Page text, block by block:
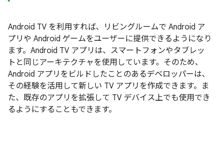
Android TV を利用すれば、リビングルームで Android ア
プリや Android ゲームをユーザーに提供できるようになり
ます。Android TV アプリは、スマートフォンやタブレッ
トと同じアーキテクチャを使用しています。そのため、
Android アプリをビルドしたことのあるデベロッパーは、
その経験を活用して新しい TV アプリを作成できます。ま
た、既存のアプリを拡張して TV デバイス上でも使用でき
るようにすることもできます。